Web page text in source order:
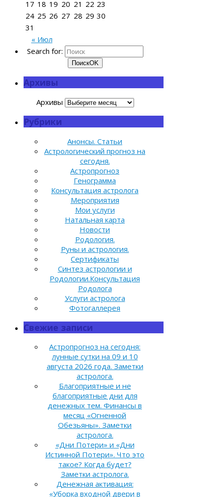
« Июл
17 18 19 20 21 22 23
24 25 26 27 28 29 30
31
Search for:
ПоискOK
Архивы
Архивы
Рубрики
Анонсы. Статьи
Астрологический прогноз на
сегодня.
Астропрогноз
Генограмма
Консультация астролога
Мероприятия
Мои услуги
Натальная карта
Новости
Родология.
Руны и астрология.
Сертификаты
Синтез астрологии и
Родологии.Консультация
Родолога
Услуги астролога
Фотогаллерея
Свежие записи
Астропрогноз на сегодня:
лунные сутки на 09 и 10
августа 2026 года. Заметки
астролога.
Благоприятные и не
благоприятные дни для
денежных тем. Финансы в
месяц «Огненной
Обезьяны». Заметки
астролога.
«Дни Потери» и «Дни
Истинной Потери». Что это
такое? Когда будет?
Заметки астролога.
Денежная активация:
«Уборка входной двери в